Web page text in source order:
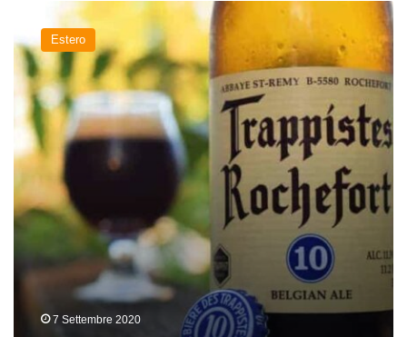
del
cuore:
Rochefort
Estero
7 Settembre 2020